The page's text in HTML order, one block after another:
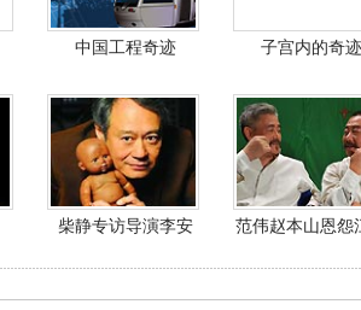
中国工程奇迹 子宫内的奇迹
柴静专访导演李安 范伟赵本山恩怨